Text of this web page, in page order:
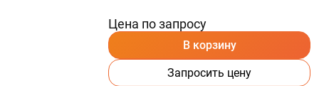
Цена по запросу
В корзину
Запросить цену